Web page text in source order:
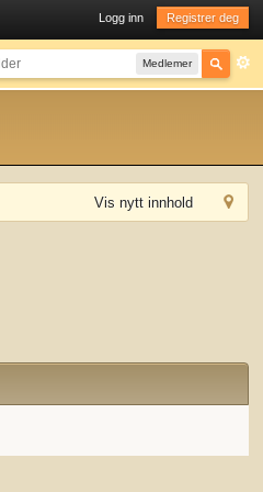
Logg inn Registrer deg
Medlemer
Vis nytt innhold